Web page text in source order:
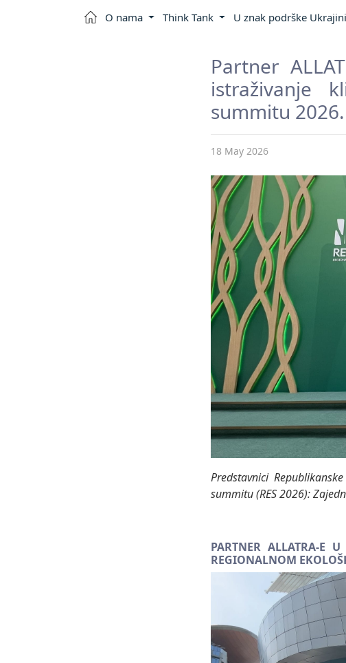
O nama Think Tank U znak podrške Ukrajini
Partner
istraživanje
summitu
18 May 2026
Predstavnici
summitu (RES 2026):
PARTNER ALLATRA-E
REGIONALNOM